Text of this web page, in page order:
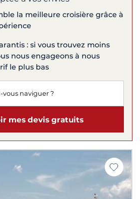
la meilleure croisière grâce à
: si vous trouvez moins
nous engageons à nous
le plus bas
mes devis gratuits